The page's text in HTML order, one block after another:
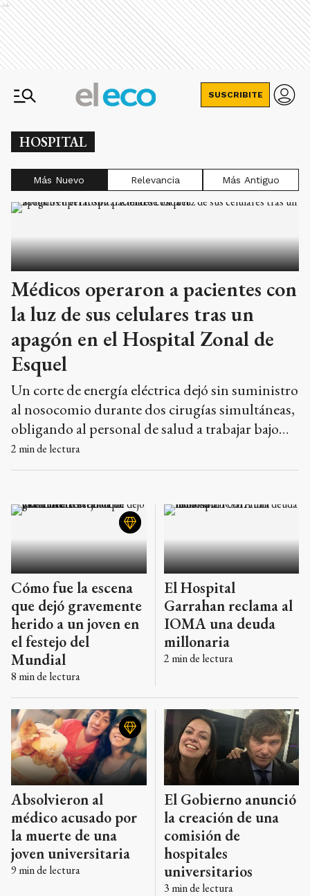
Ads
SUSCRIBITE
HOSPITAL
Más Nuevo Relevancia Más Antiguo
Médicos operaron a pacientes con
la luz de sus celulares tras un
apagón en el Hospital Zonal de
Esquel
Un corte de energía eléctrica dejó sin suministro
al nosocomio durante dos cirugías simultáneas,
obligando al personal de salud a trabajar bajo
condiciones precarias ante la demora del
sistema de respaldo.
2 min de lectura
Cómo fue la escena
que dejó gravemente
herido a un joven en
el festejo del
Mundial
8 min de lectura
El Hospital
Garrahan reclama al
IOMA una deuda
millonaria
2 min de lectura
Absolvieron al
médico acusado por
la muerte de una
joven universitaria
9 min de lectura
El Gobierno anunció
la creación de una
comisión de
hospitales
universitarios
3 min de lectura